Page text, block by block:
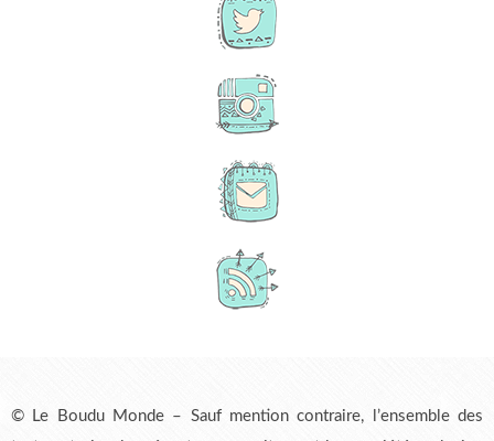
© Le Boudu Monde – Sauf mention contraire, l’ensemble des